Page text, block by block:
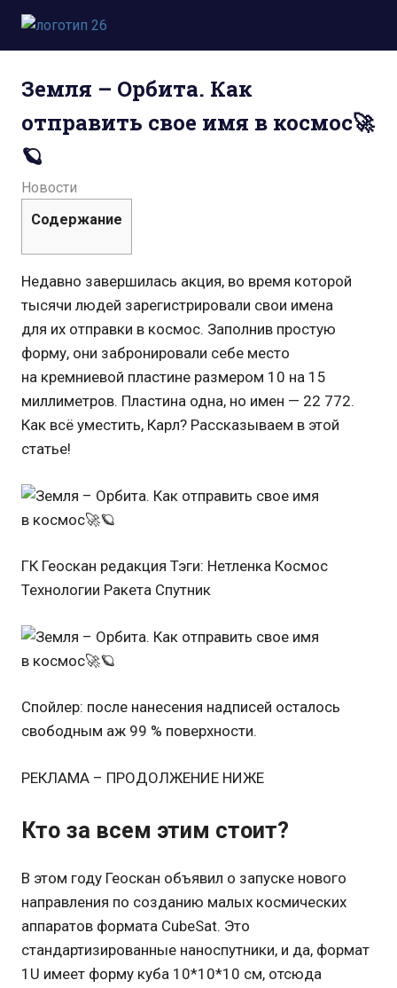
Пропустить
перейти
содержимому
космосе.
фото,
юмор,
база
знаний.
Земля – Орбита. Как
отправить свое имя в космос🚀
🪐
26.11.2021
admin
Новости
Содержание
Недавно завершилась акция, во время которой
тысячи людей зарегистрировали свои имена
для их отправки в космос. Заполнив простую
форму, они забронировали себе место
на кремниевой пластине размером 10 на 15
миллиметров. Пластина одна, но имен — 22 772.
Как всё уместить, Карл? Рассказываем в этой
статье!
ГК Геоскан редакция Тэги: Нетленка Космос
Технологии Ракета Спутник
Спойлер: после нанесения надписей осталось
свободным аж 99 % поверхности.
РЕКЛАМА – ПРОДОЛЖЕНИЕ НИЖЕ
Кто за всем этим стоит?
В этом году Геоскан объявил о запуске нового
направления по созданию малых космических
аппаратов формата CubeSat. Это
стандартизированные наноспутники, и да, формат
1U имеет форму куба 10*10*10 см, отсюда